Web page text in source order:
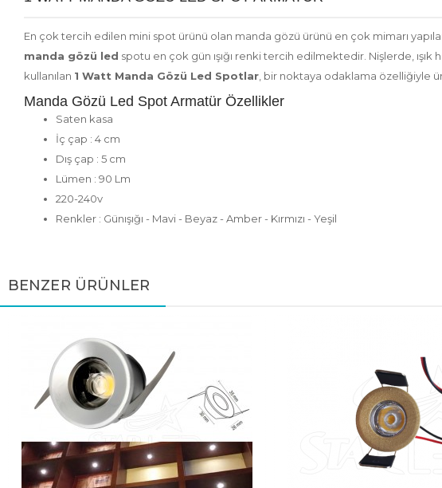
En çok tercih edilen mini spot ürünü olan manda gözü ürünü en çok mimarı
manda gözü led spotu en çok gün ışığı renki tercih edilmektedir. Nişlerde,
kullanılan 1 Watt Manda Gözü Led Spotlar , bir noktaya odaklama özelliğiyle
Manda Gözü Led Spot Armatür Özellikler
Saten kasa
İç çap : 4 cm
Dış çap : 5 cm
Lümen : 90 Lm
220-240v
Renkler : Günışığı - Mavi - Beyaz - Amber - Kırmızı - Yeşil
BENZER ÜRÜNLER